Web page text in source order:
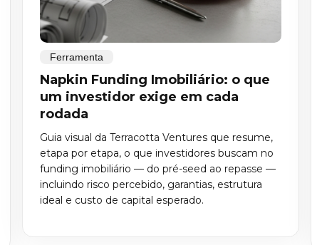
Ferramenta
Napkin Funding Imobiliário: o que
um investidor exige em cada
rodada
Guia visual da Terracotta Ventures que resume,
etapa por etapa, o que investidores buscam no
funding imobiliário — do pré-seed ao repasse —
incluindo risco percebido, garantias, estrutura
ideal e custo de capital esperado.